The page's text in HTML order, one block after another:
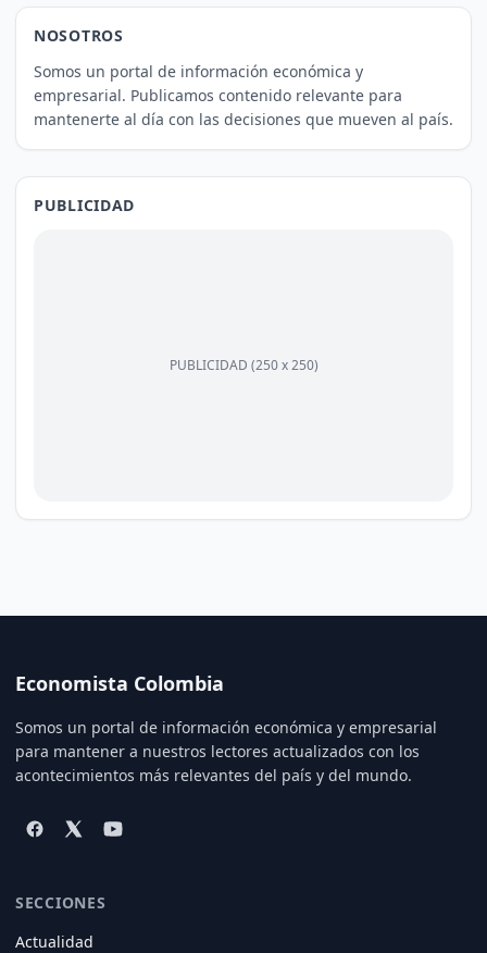
NOSOTROS
Somos un portal de información económica y
empresarial. Publicamos contenido relevante para
mantenerte al día con las decisiones que mueven al país.
PUBLICIDAD
PUBLICIDAD (250 x 250)
Economista Colombia
Somos un portal de información económica y empresarial
para mantener a nuestros lectores actualizados con los
acontecimientos más relevantes del país y del mundo.
SECCIONES
Actualidad